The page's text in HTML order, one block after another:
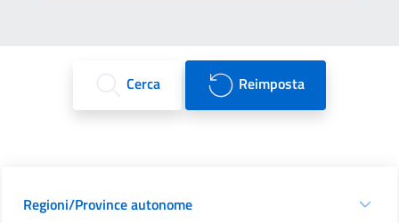
Cerca Reimposta
Regioni/Province autonome